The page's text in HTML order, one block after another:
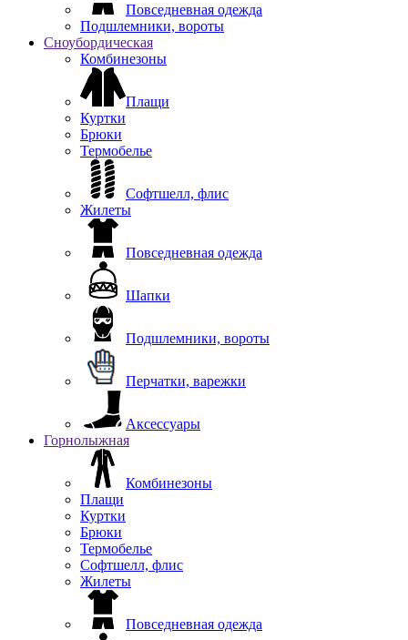
Повседневная одежда
Подшлемники, вороты
Сноубордическая
Комбинезоны
Плащи
Куртки
Брюки
Термобелье
Софтшелл, флис
Жилеты
Повседневная одежда
Шапки
Подшлемники, вороты
Перчатки, варежки
Аксессуары
Горнолыжная
Комбинезоны
Плащи
Куртки
Брюки
Термобелье
Софтшелл, флис
Жилеты
Повседневная одежда